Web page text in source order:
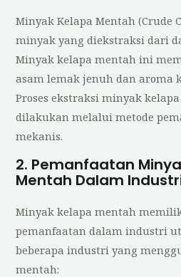
Minyak Kelapa Mentah (Crude
minyak yang diekstraksi dari
Minyak kelapa mentah ini
asam lemak jenuh dan aroma
Proses ekstraksi minyak
dilakukan melalui metode
mekanis.
2. Pemanfaatan
Mentah Dalam
Minyak kelapa mentah
pemanfaatan dalam industri
beberapa industri yang
mentah: